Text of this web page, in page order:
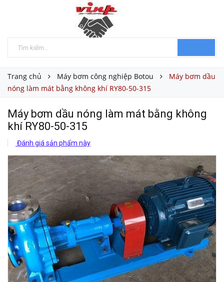
Trang chủ Máy bơm công nghiệp Botou
Máy bơm dầu
nóng làm mát bằng không khí RY80-50-315
Máy bơm dầu nóng làm mát bằng không
khí RY80-50-315
Đánh giá sản phẩm này